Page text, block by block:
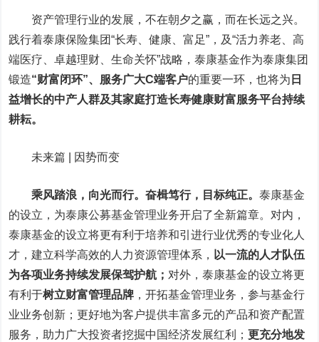
资产管理行业的发展，不在朝夕之赢，而在长远之兴。
践行着泰康保险集团“长寿、健康、富足”，及“活力养老、高
端医疗、卓越理财、生命关怀”战略，泰康基金作为泰康集团
锻造“财富闭环”、服务广大C端客户的重要一环，也将为 日
益增长的中产人群及其家庭打造长寿健康财富服务平台持续
耕耘。
未来篇 | 因势而变
乘风踏浪，向光而行。奋楫笃行，目标纯正。泰康基金
的设立，为泰康公募基金管理业务开启了全新篇章。对内，
泰康基金的设立将更有利于培养和引进行业优秀的专业化人
才，建立科学高效的人力资源管理体系 ， 以一流的人才队伍
为各项业务持续发展保驾护航； 对外，泰康基金的设立将更
有利于树立财富管理品牌 ，开拓基金管理业务，参与基金行
业业务创新；更好地为客户提供丰富多元的产品和资产配置
服务，助力广大投资者挖掘中国经济发展红利；更充分地发